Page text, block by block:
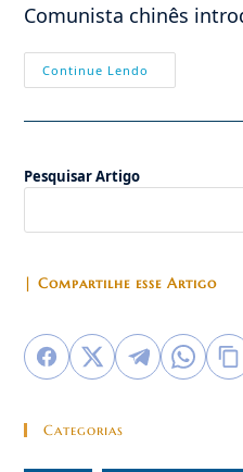
Comunista chinês
Continue Lendo
De
Nas
Pesquisar Artigo
| Compartilhe esse Artigo
Categorias